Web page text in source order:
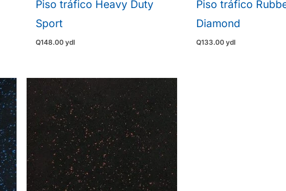
Piso tráfico Heavy Duty
Sport
Q148.00ydl
Piso tráfico
Diamond
Q133.00ydl